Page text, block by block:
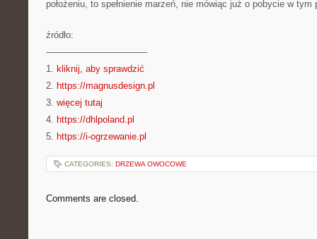
położeniu, to spełnienie marzeń, nie mówiąc już o pobycie w tym
źródło:
———————————
1. kliknij, aby sprawdzić
2. https://magnusdesign.pl
3. więcej tutaj
4. https://dhlpoland.pl
5. https://i-ogrzewanie.pl
CATEGORIES: DRZEWA OWOCOWE
Comments are closed.